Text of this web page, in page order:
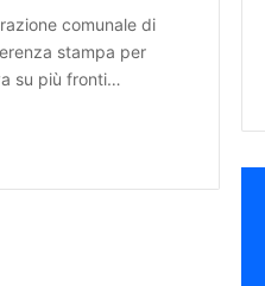
comunale di
stampa per
su più fronti…